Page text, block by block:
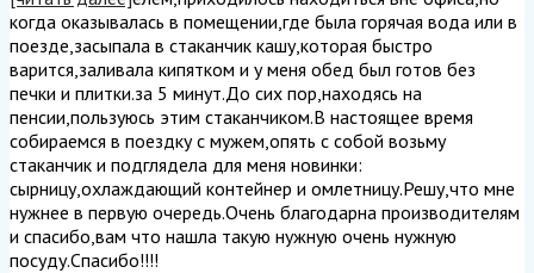
когда оказывалась в помещении,где была горячая вода или в
поезде,засыпала в стаканчик кашу,которая быстро
варится,заливала кипятком и у меня обед был готов без
печки и плитки.за 5 минут.До сих пор,находясь на
пенсии,пользуюсь этим стаканчиком.В настоящее время
собираемся в поездку с мужем,опять с собой возьму
стаканчик и подглядела для меня новинки:
сырницу,охлаждающий контейнер и омлетницу.Решу,что мне
нужнее в первую очередь.Очень благодарна производителям
и спасибо,вам что нашла такую нужную очень нужную
посуду.Спасибо!!!!